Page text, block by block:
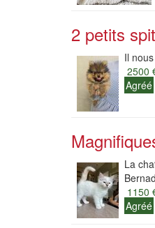
2 petits
Il
2500
Agréé
La
1150
Agréé